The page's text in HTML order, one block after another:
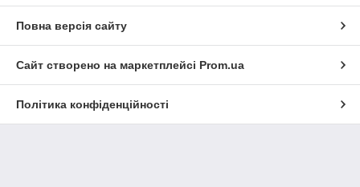
Повна версія сайту
Сайт створено на маркетплейсі Prom.ua
Політика конфіденційності